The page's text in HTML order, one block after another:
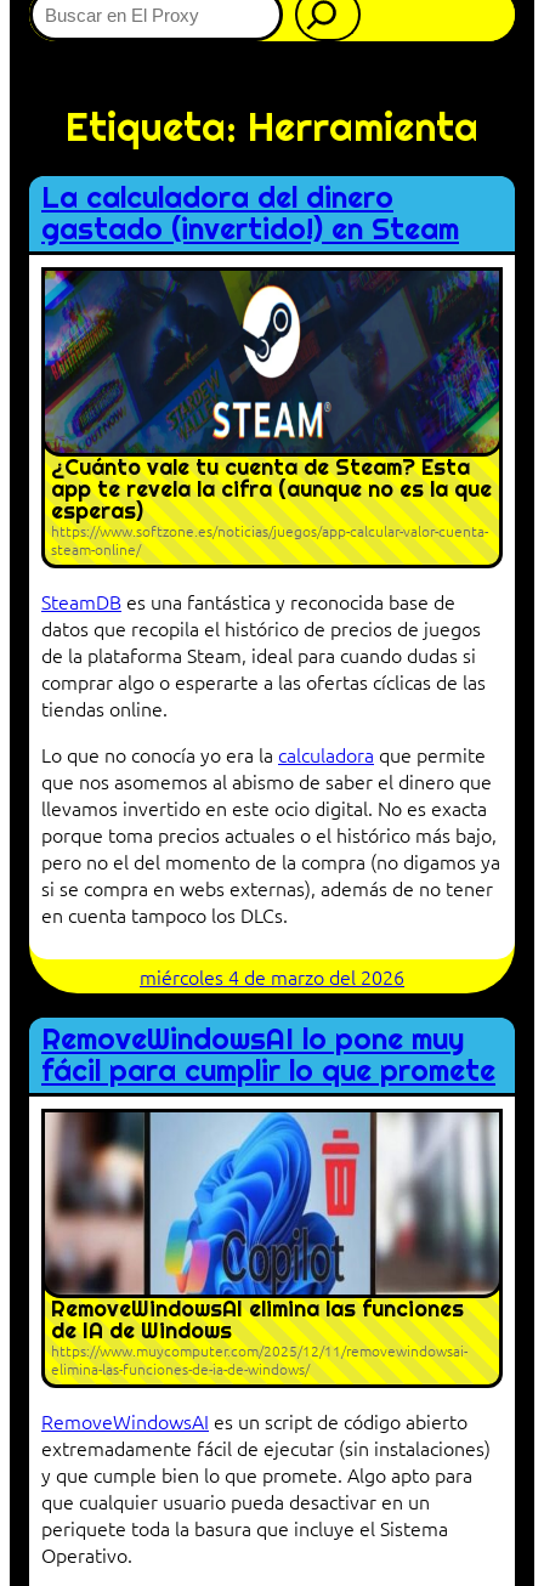
Etiqueta: Herramienta
La calculadora del dinero
gastado (invertido!) en Steam
¿Cuánto vale tu cuenta de Steam? Esta
app te revela la cifra (aunque no es la que
esperas)
https://www.softzone.es/noticias/juegos/app-calcular-valor-cuenta-
steam-online/
SteamDB es una fantástica y reconocida base de
datos que recopila el histórico de precios de juegos
de la plataforma Steam, ideal para cuando dudas si
comprar algo o esperarte a las ofertas cíclicas de las
tiendas online.
Lo que no conocía yo era la calculadora que permite
que nos asomemos al abismo de saber el dinero que
llevamos invertido en este ocio digital. No es exacta
porque toma precios actuales o el histórico más bajo,
pero no el del momento de la compra (no digamos ya
si se compra en webs externas), además de no tener
en cuenta tampoco los DLCs.
miércoles 4 de marzo del 2026
RemoveWindowsAI lo pone muy
fácil para cumplir lo que promete
RemoveWindowsAI elimina las funciones
de IA de Windows
https://www.muycomputer.com/2025/12/11/removewindowsai-
elimina-las-funciones-de-ia-de-windows/
RemoveWindowsAI es un script de código abierto
extremadamente fácil de ejecutar (sin instalaciones)
y que cumple bien lo que promete. Algo apto para
que cualquier usuario pueda desactivar en un
periquete toda la basura que incluye el Sistema
Operativo.